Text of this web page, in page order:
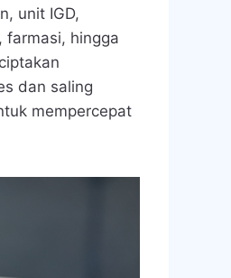
unit IGD,
farmasi, hingga
dan saling
mempercepat